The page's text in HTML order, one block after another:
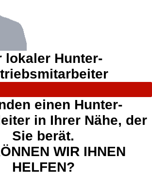
lokaler Hunter-
einen Hunter-
in Ihrer Nähe, der
Sie berät.
WIR IHNEN
HELFEN?